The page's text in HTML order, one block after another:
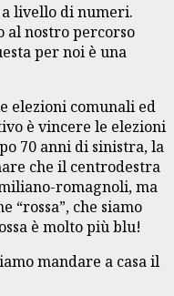
a livello di numeri.
al nostro percorso
per noi è una
elezioni comunali ed
è vincere le elezioni
70 anni di sinistra, la
che il centrodestra
romagnoli, ma
“rossa”, che siamo
è molto più blu!
mandare a casa il